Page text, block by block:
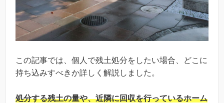
この記事では、個人で残土処分をしたい場合、どこに
持ち込みすべきか詳しく解説しました。
処分する残土の量や、近隣に回収を行っているホーム